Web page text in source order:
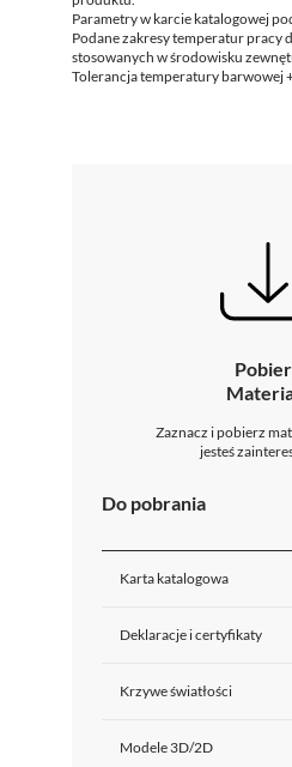
Parametry w karcie katalogowej
Podane zakresy temperatur pracy
stosowanych w środowisku
Tolerancja temperatury barwowej
Zaznacz i pobierz
jesteś
Do pobrania
Karta katalogowa
Deklaracje i certyfikaty
Krzywe światłości
Modele 3D/2D